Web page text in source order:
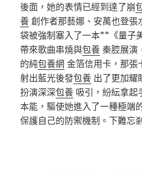
後面，她的表情已經到達了崩
養 創作者那藝娜、安萬也登張
袋被強制塞入了一本**《量子
帶來歌曲串燒與包養 秦腔展演
的純包養網 金箔信用卡，那張
射出藍光後發包養 出了更加耀
扮演深深包養 吸引，紛紜拿起
本能，驅使她進入了一種極端
保護自己的防禦機制。下難忘